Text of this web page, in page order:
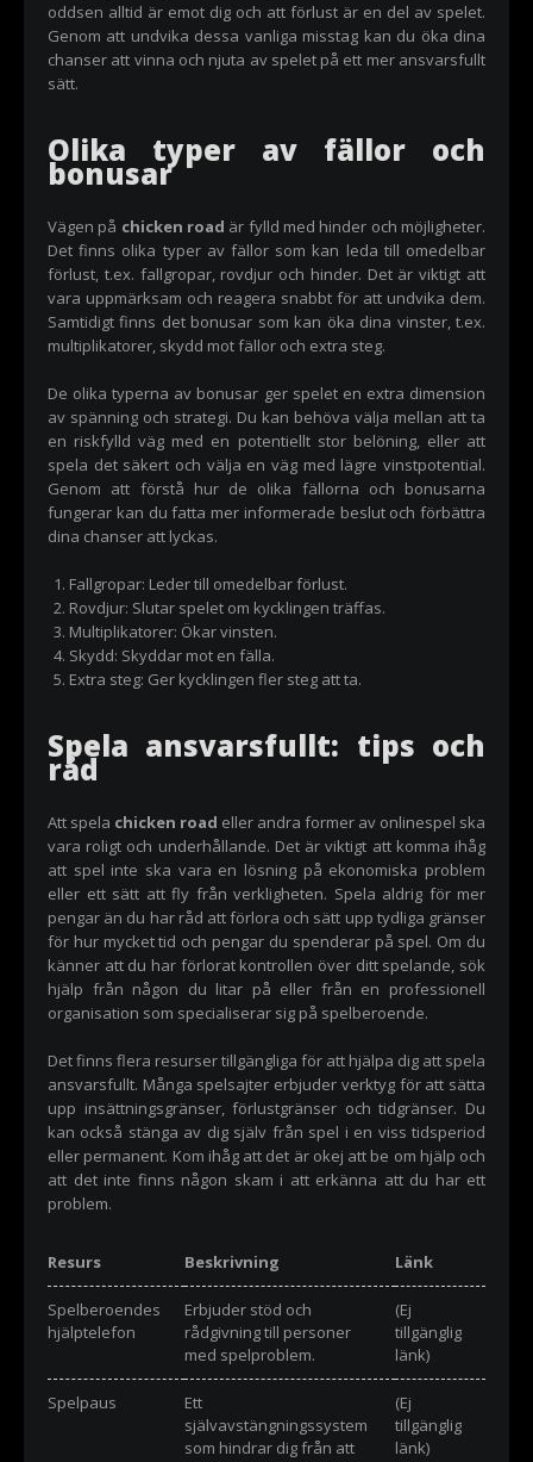
oddsen alltid är emot dig och att förlust är en del av spelet.
Genom att undvika dessa vanliga misstag kan du öka dina
chanser att vinna och njuta av spelet på ett mer ansvarsfullt
sätt.
Olika typer av fällor och
bonusar
Vägen på chicken road är fylld med hinder och möjligheter.
Det finns olika typer av fällor som kan leda till omedelbar
förlust, t.ex. fallgropar, rovdjur och hinder. Det är viktigt att
vara uppmärksam och reagera snabbt för att undvika dem.
Samtidigt finns det bonusar som kan öka dina vinster, t.ex.
multiplikatorer, skydd mot fällor och extra steg.
De olika typerna av bonusar ger spelet en extra dimension
av spänning och strategi. Du kan behöva välja mellan att ta
en riskfylld väg med en potentiellt stor belöning, eller att
spela det säkert och välja en väg med lägre vinstpotential.
Genom att förstå hur de olika fällorna och bonusarna
fungerar kan du fatta mer informerade beslut och förbättra
dina chanser att lyckas.
Fallgropar: Leder till omedelbar förlust.
Rovdjur: Slutar spelet om kycklingen träffas.
Multiplikatorer: Ökar vinsten.
Skydd: Skyddar mot en fälla.
Extra steg: Ger kycklingen fler steg att ta.
Spela ansvarsfullt: tips och
råd
Att spela chicken road eller andra former av onlinespel ska
vara roligt och underhållande. Det är viktigt att komma ihåg
att spel inte ska vara en lösning på ekonomiska problem
eller ett sätt att fly från verkligheten. Spela aldrig för mer
pengar än du har råd att förlora och sätt upp tydliga gränser
för hur mycket tid och pengar du spenderar på spel. Om du
känner att du har förlorat kontrollen över ditt spelande, sök
hjälp från någon du litar på eller från en professionell
organisation som specialiserar sig på spelberoende.
Det finns flera resurser tillgängliga för att hjälpa dig att spela
ansvarsfullt. Många spelsajter erbjuder verktyg för att sätta
upp insättningsgränser, förlustgränser och tidgränser. Du
kan också stänga av dig själv från spel i en viss tidsperiod
eller permanent. Kom ihåg att det är okej att be om hjälp och
att det inte finns någon skam i att erkänna att du har ett
problem.
Resurs Beskrivning Länk
Spelberoendes
hjälptelefon
Erbjuder stöd och
rådgivning till personer
med spelproblem.
(Ej
tillgänglig
länk)
Spelpaus
Ett
självavstängningssystem
som hindrar dig från att
(Ej
tillgänglig
länk)